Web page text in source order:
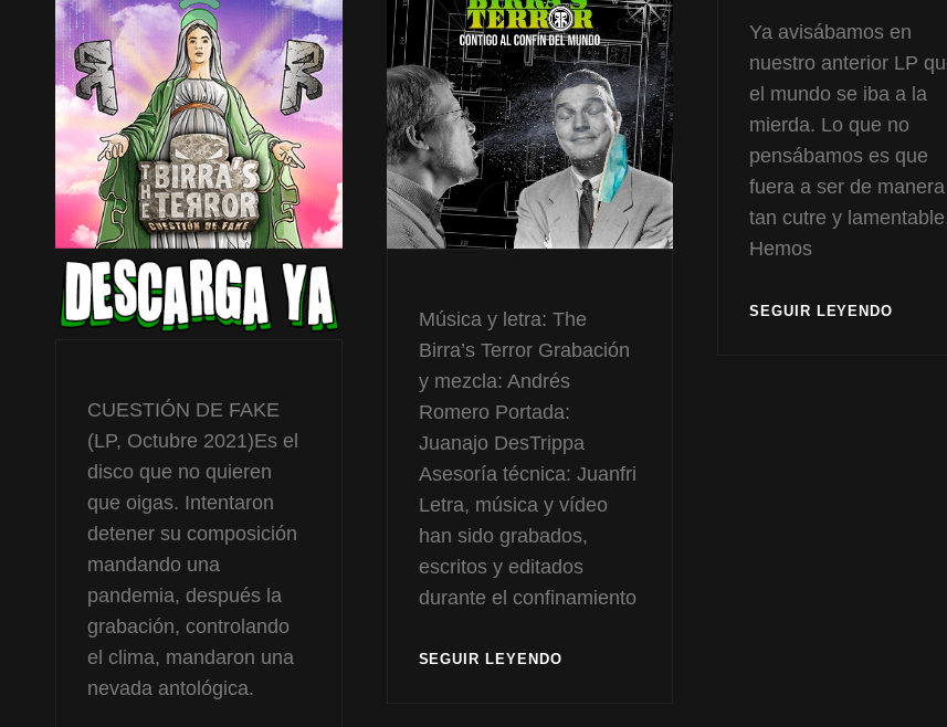
CUESTIÓN DE FAKE
(LP, Octubre 2021)Es el
disco que no quieren
que oigas. Intentaron
detener su composición
mandando una
pandemia, después la
grabación, controlando
el clima, mandaron una
nevada antológica.
Música y letra: The
Birra’s Terror Grabación
y mezcla: Andrés
Romero Portada:
Juanajo DesTrippa
Asesoría técnica: Juanfri
Letra, música y vídeo
han sido grabados,
escritos y editados
durante el confinamiento
SEGUIR LEYENDOCONTIGO
Ya avisábamos en
nuestro anterior LP
el mundo se iba a la
mierda. Lo que no
pensábamos es que
fuera a ser de manera
tan cutre y
Hemos
SEGUIR LEYENDO